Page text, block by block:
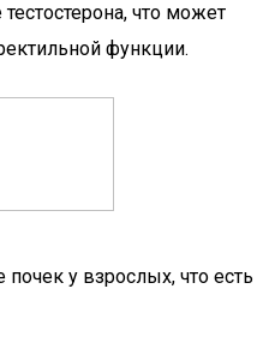
что может
функции.
у взрослых, что есть